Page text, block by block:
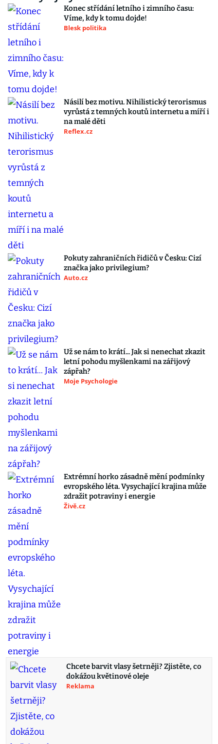
Konec střídání letního i zimního času:
Víme, kdy k tomu dojde!
Blesk politika
Násilí bez motivu. Nihilistický terorismus
vyrůstá z temných koutů internetu a míří i
na malé děti
Reflex.cz
Pokuty zahraničních řidičů v Česku: Cizí
značka jako privilegium?
Auto.cz
Už se nám to krátí... Jak si nenechat zkazit
letní pohodu myšlenkami na zářijový
zápřah?
Moje Psychologie
Extrémní horko zásadně mění podmínky
evropského léta. Vysychající krajina může
zdražit potraviny i energie
Živě.cz
Chcete barvit vlasy šetrněji? Zjistěte, co
dokážou květinové oleje
Reklama